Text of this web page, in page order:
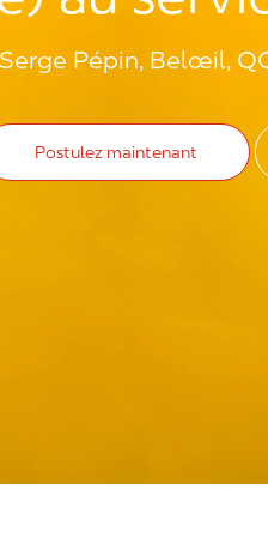
Pépin, Belœil,
Postulez maintenant